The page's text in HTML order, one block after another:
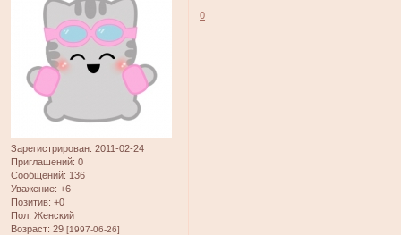
Зарегистрирован: 2011-02-24
Приглашений: 0
Сообщений: 136
Уважение: +6
Позитив: +0
Пол: Женский
Возраст: 29 [1997-06-26]
0